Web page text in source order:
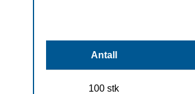
Antall
100 stk